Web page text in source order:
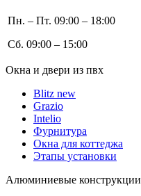
Пн. – Пт. 09:00 – 18:00
Сб. 09:00 – 15:00
Окна и двери из пвх
Blitz new
Grazio
Intelio
Фурнитура
Окна для коттеджа
Этапы установки
Алюминиевые конструкции